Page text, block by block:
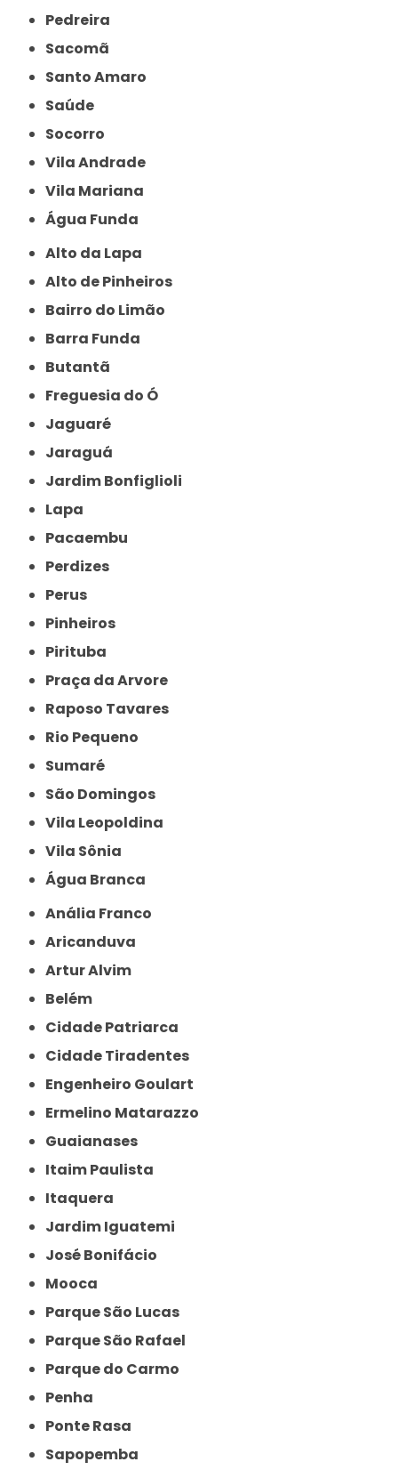
Pedreira
Sacomã
Santo Amaro
Saúde
Socorro
Vila Andrade
Vila Mariana
Água Funda
Alto da Lapa
Alto de Pinheiros
Bairro do Limão
Barra Funda
Butantã
Freguesia do Ó
Jaguaré
Jaraguá
Jardim Bonfiglioli
Lapa
Pacaembu
Perdizes
Perus
Pinheiros
Pirituba
Praça da Arvore
Raposo Tavares
Rio Pequeno
Sumaré
São Domingos
Vila Leopoldina
Vila Sônia
Água Branca
Anália Franco
Aricanduva
Artur Alvim
Belém
Cidade Patriarca
Cidade Tiradentes
Engenheiro Goulart
Ermelino Matarazzo
Guaianases
Itaim Paulista
Itaquera
Jardim Iguatemi
José Bonifácio
Mooca
Parque São Lucas
Parque São Rafael
Parque do Carmo
Penha
Ponte Rasa
Sapopemba